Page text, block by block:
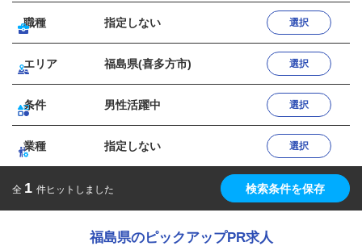
職種 指定しない 選択
エリア 福島県(喜多方市) 選択
条件 男性活躍中 選択
業種 指定しない 選択
全 1 件ヒットしました 検索条件を保存
福島県のピックアップPR求人